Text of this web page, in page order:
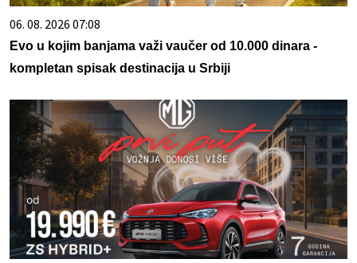
06. 08. 2026 07:08
Evo u kojim banjama važi vaučer od 10.000 dinara -
kompletan spisak destinacija u Srbiji